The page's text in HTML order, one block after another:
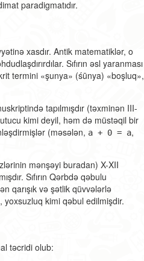
paradigmatıdır.
xasdır. Antik matematiklər, o
Sıfırın əsl yaranması
termini «şunya» (śūnya) «boşluq»,
tapılmışdır (təxminən III-
kimi deyil, həm də müstəqil bir
(məsələn, a + 0 = a,
mənşəyi buradan) X-XII
Sıfırın Qərbdə qəbulu
qarışık və şətlik qüvvələrlə
yoxsuzluq kimi qəbul edilmişdir.
təcridi olub: